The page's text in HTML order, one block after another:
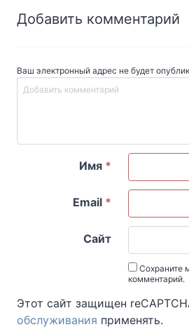
Добавить комментарий
Ваш электронный адрес не будет
Имя *
Email *
Сайт
Сохраните
комментарий.
Этот сайт защищен
обслуживания применять.